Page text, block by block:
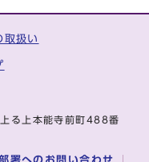
取扱い
る上本能寺前町488番